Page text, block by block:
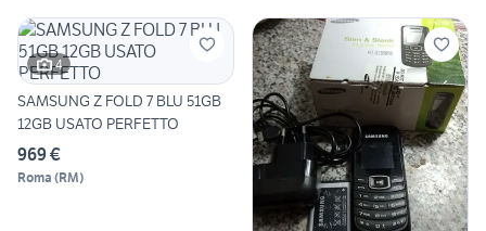
4
SAMSUNG Z FOLD 7 BLU 51GB
12GB USATO PERFETTO
969 €
Roma (RM)